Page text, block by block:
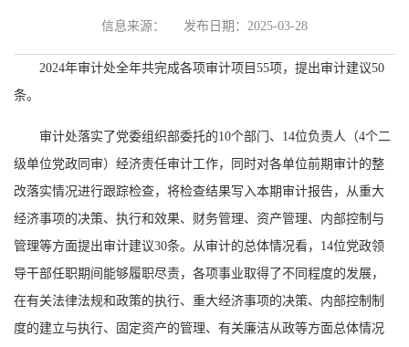
信息来源： 发布日期：2025-03-28
2024年审计处全年共完成各项审计项目55项，提出审计建议50
条。
审计处落实了党委组织部委托的10个部门、14位负责人（4个二
级单位党政同审）经济责任审计工作，同时对各单位前期审计的整
改落实情况进行跟踪检查，将检查结果写入本期审计报告，从重大
经济事项的决策、执行和效果、财务管理、资产管理、内部控制与
管理等方面提出审计建议30条。从审计的总体情况看，14位党政领
导干部任职期间能够履职尽责，各项事业取得了不同程度的发展，
在有关法律法规和政策的执行、重大经济事项的决策、内部控制制
度的建立与执行、固定资产的管理、有关廉洁从政等方面总体情况